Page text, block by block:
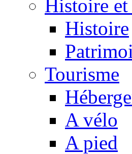
Histoire
Histoire
Tourisme
A vélo
A pied